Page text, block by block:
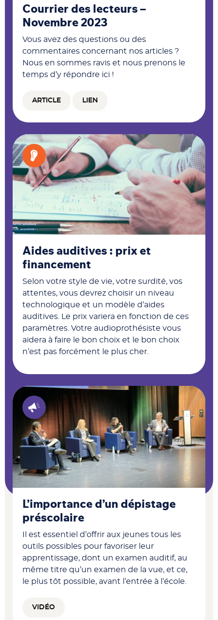
Courrier des lecteurs –
Novembre 2023
Vous avez des questions ou des
commentaires concernant nos articles ?
Nous en sommes ravis et nous prenons le
temps d’y répondre ici !
ARTICLE LIEN
Aides auditives : prix et
financement
Selon votre style de vie, votre surdité, vos
attentes, vous devrez choisir un niveau
technologique et un modèle d’aides
auditives. Le prix variera en fonction de ces
paramètres. Votre audioprothésiste vous
aidera à faire le bon choix et le bon choix
n’est pas forcément le plus cher.
L’importance d’un dépistage
préscolaire
Il est essentiel d’offrir aux jeunes tous les
outils possibles pour favoriser leur
apprentissage, dont un examen auditif, au
même titre qu’un examen de la vue, et ce,
le plus tôt possible, avant l’entrée à l’école.
VIDÉO